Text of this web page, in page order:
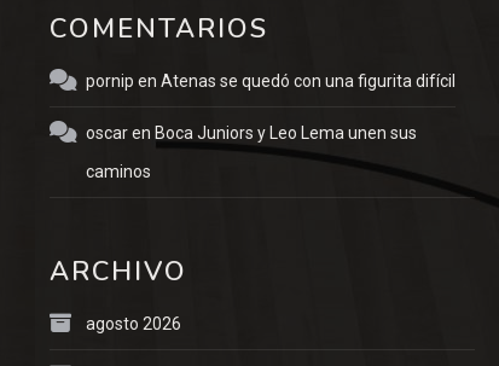
COMENTARIOS
pornip en Atenas se quedó con una figurita difícil
oscaren Boca Juniors y Leo Lema unen sus
caminos
ARCHIVO
agosto 2026